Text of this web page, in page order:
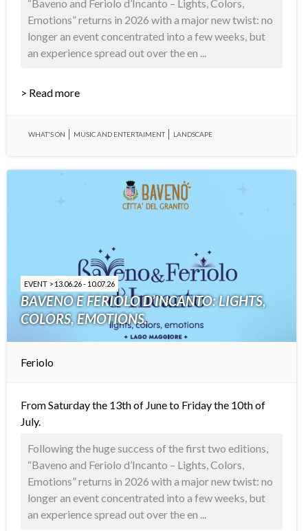
“Baveno and Feriolo d’Incanto – Lights, Colors,
Emotions” returns in 2026 with a major new twist: no
longer an event concentrated into a few weeks, but
an experience spread out over the en ...
> Read more
WHAT'S ON MUSIC AND ENTERTAIMENT LANDSCAPE
EVENT > 13.06.26 - 10.07.26
BAVENO E FERIOLO D’INCANTO: LIGHTS,
COLORS, EMOTIONS.
Feriolo
From Saturday the 13th of June to Friday the 10th of
July.
Following the huge success of the first two editions,
“Baveno and Feriolo d’Incanto – Lights, Colors,
Emotions” returns in 2026 with a major new twist: no
longer an event concentrated into a few weeks, but
an experience spread out over the en ...